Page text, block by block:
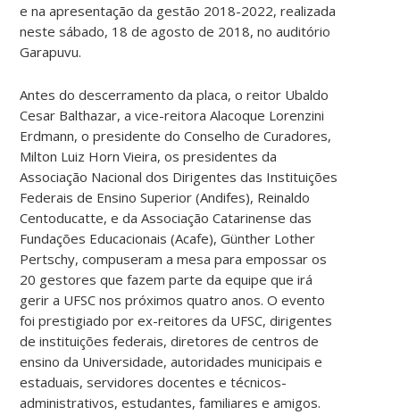
e na apresentação da gestão 2018-2022, realizada
neste sábado, 18 de agosto de 2018, no auditório
Garapuvu.
Antes do descerramento da placa, o reitor Ubaldo
Cesar Balthazar, a vice-reitora Alacoque Lorenzini
Erdmann, o presidente do Conselho de Curadores,
Milton Luiz Horn Vieira, os presidentes da
Associação Nacional dos Dirigentes das Instituições
Federais de Ensino Superior (Andifes), Reinaldo
Centoducatte, e da Associação Catarinense das
Fundações Educacionais (Acafe), Günther Lother
Pertschy, compuseram a mesa para empossar os
20 gestores que fazem parte da equipe que irá
gerir a UFSC nos próximos quatro anos. O evento
foi prestigiado por ex-reitores da UFSC, dirigentes
de instituições federais, diretores de centros de
ensino da Universidade, autoridades municipais e
estaduais, servidores docentes e técnicos-
administrativos, estudantes, familiares e amigos.